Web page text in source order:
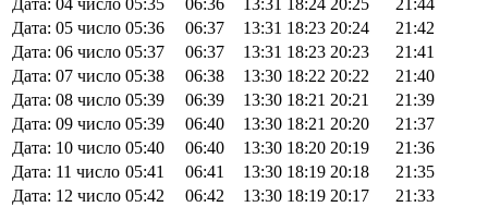
Дата: 04 число 05:35 06:36 13:31 18:24 20:25
21:44
Дата: 05 число 05:36 06:37 13:31 18:23 20:24
21:42
Дата: 06 число 05:37 06:37 13:31 18:23 20:23
21:41
Дата: 07 число 05:38 06:38 13:30 18:22 20:22
21:40
Дата: 08 число 05:39 06:39 13:30 18:21 20:21
21:39
Дата: 09 число 05:39 06:40 13:30 18:21 20:20
21:37
Дата: 10 число 05:40 06:40 13:30 18:20 20:19
21:36
Дата: 11 число 05:41 06:41 13:30 18:19 20:18
21:35
Дата: 12 число 05:42 06:42 13:30 18:19 20:17
21:33